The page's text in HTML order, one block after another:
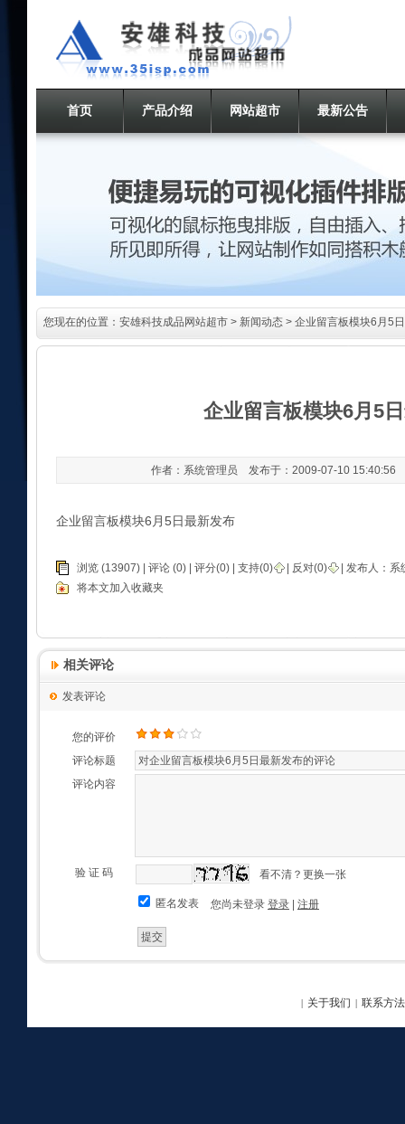
首页 产品介绍 网站超市 最新公告
您现在的位置： 安雄科技成品网站超市 > 新闻动态 > 企业留言板模块6月5
企业留言板模块6月5
作者：系统管理员 发布于：2009-07-10 15:40:56
企业留言板模块6月5日最新发布
浏览 (13907) | 评论 (0) | 评分(0) | 支持(0) 反对(0) | 发布人： 系
将本文加入收藏夹
相关评论
发表评论
您的评价
评论标题
评论内容
验 证 码 看不清？更换一张
匿名发表 您尚未登录 登录 注册
| 关于我们 | 联系方法